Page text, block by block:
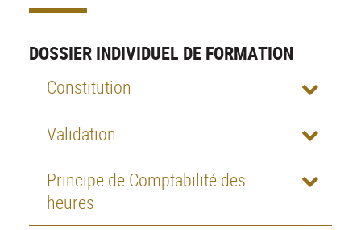
DOSSIER INDIVIDUEL DE FORMATION
Constitution
Validation
Principe de Comptabilité des
heures